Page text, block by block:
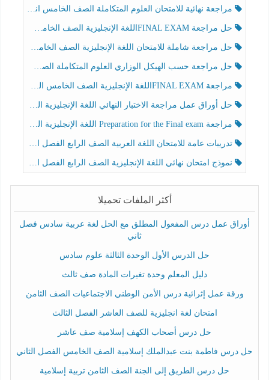
مراجعة نهائية للامتحان العلوم المتكاملة الصف الخامس انسبير الفصل الثالث
حل مراجعة FINAL EXAMاللغة الإنجليزية الصف الخامس الفصل الثالث
حل مراجعة شاملة للامتحان اللغة الإنجليزية الصف الخامس الفصل الثالث
حل مراجعة حسب الهيكل الوزاري العلوم المتكاملة الصف الخامس عام الفصل الثالث
مراجعة FINAL EXAMاللغة الإنجليزية الصف الخامس الفصل الثالث
حل أوراق عمل مراجعة الاختبار النهائي اللغة الإنجليزية الصف الرابع الفصل الثالث
مراجعة Preparation for the Final exam اللغة الإنجليزية الصف الرابع الفصل الثالث
تدريبات عامة للامتحان اللغة العربية الصف الرابع الفصل الثالث
نموذج امتحان نهائي اللغة الإنجليزية الصف الرابع الفصل الثالث
أكثر الملفات تحميلا
أوراق عمل درس المفعول المطلق مع الحل لغة عربية سادس فصل
ثاني
حل الدرس الأول الوحدة الثالثة علوم سادس
دليل المعلم وحدة تغيرات المادة صف ثالث
ورقة عمل إثرائية درس الأمن الوطني الاجتماعيات الصف الثامن
امتحان لغة انجليزية للصف العاشر الفصل الثالث
حل درس أصحاب الكهف إسلامية صف عاشر
حل درس فاطمة بنت عبدالملك إسلامية الصف الخامس الفصل الثاني
حل درس الطريق إلى الجنة الصف الثامن تربية إسلامية